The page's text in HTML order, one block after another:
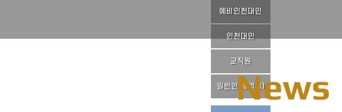
예비인천대인
인천대인
교직원
일반인(졸업생)
News